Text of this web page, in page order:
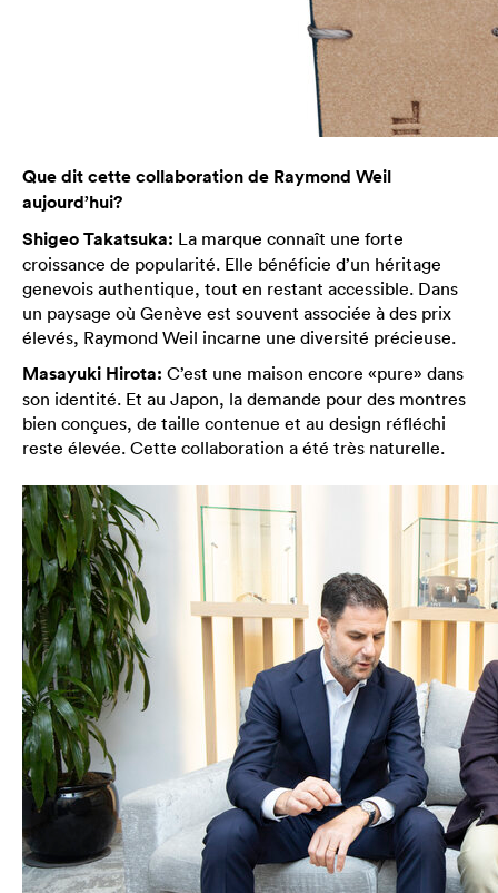
Que dit cette collaboration de Raymond Weil
aujourd’hui?
Shigeo Takatsuka: La marque connaît une forte
croissance de popularité. Elle bénéficie d’un héritage
genevois authentique, tout en restant accessible. Dans
un paysage où Genève est souvent associée à des prix
élevés, Raymond Weil incarne une diversité précieuse.
Masayuki Hirota: C’est une maison encore «pure» dans
son identité. Et au Japon, la demande pour des montres
bien conçues, de taille contenue et au design réfléchi
reste élevée. Cette collaboration a été très naturelle.